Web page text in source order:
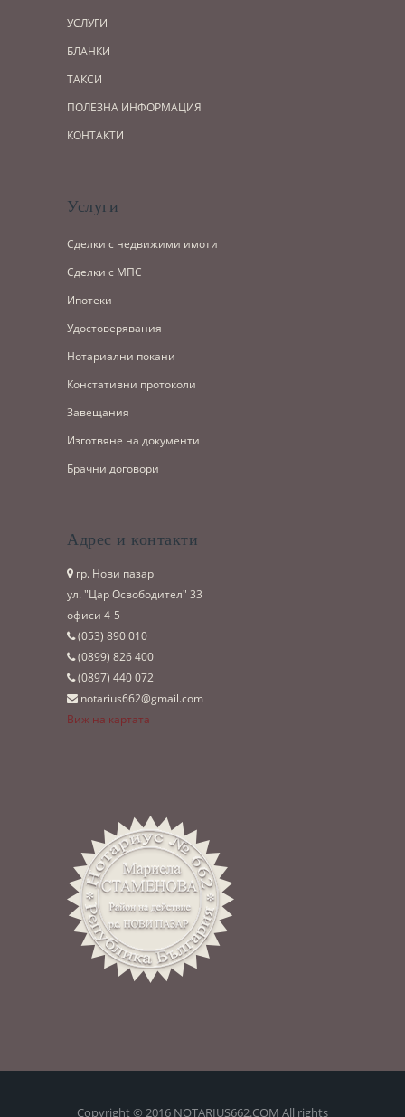
УСЛУГИ
БЛАНКИ
ТАКСИ
ПОЛЕЗНА ИНФОРМАЦИЯ
КОНТАКТИ
Услуги
Сделки с недвижими имоти
Сделки с МПС
Ипотеки
Удостоверявания
Нотариални покани
Констативни протоколи
Завещания
Изготвяне на документи
Брачни договори
Адрес и контакти
гр. Нови пазар
ул. "Цар Освободител" 33
офиси 4-5
(053)­ 890 010
(0899)­ 826 400
(0897)­ 440 072
notarius662@gmail.com
Виж на картата
Copyright © 2016 NOTARIUS662.COM All rights